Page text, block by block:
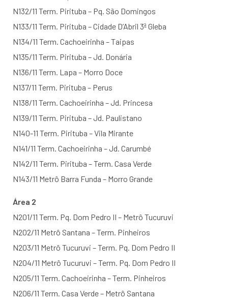
N132/11 Term. Pirituba – Pq. São Domingos
N133/11 Term. Pirituba – Cidade D’Abril 3ª Gleba
N134/11 Term. Cachoeirinha – Taipas
N135/11 Term. Pirituba – Jd. Donária
N136/11 Term. Lapa – Morro Doce
N137/11 Term. Pirituba – Perus
N138/11 Term. Cachoeirinha – Jd. Princesa
N139/11 Term. Pirituba – Jd. Paulistano
N140-11 Term. Pirituba – Vila Mirante
N141/11 Term. Cachoeirinha – Jd. Carumbé
N142/11 Term. Pirituba – Term. Casa Verde
N143/11 Metrô Barra Funda – Morro Grande
Área 2
N201/11 Term. Pq. Dom Pedro II – Metrô Tucuruvi
N202/11 Metrô Santana – Term. Pinheiros
N203/11 Metrô Tucuruvi – Term. Pq. Dom Pedro II
N204/11 Metrô Tucuruvi – Term. Pq. Dom Pedro II
N205/11 Term. Cachoeirinha – Term. Pinheiros
N206/11 Term. Casa Verde – Metrô Santana